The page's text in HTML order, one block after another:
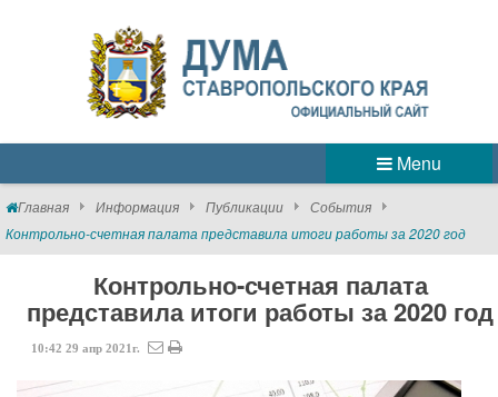
Menu
Главная Информация Публикации
События
Контрольно-счетная палата представила итоги работы за 2020 год
Контрольно-счетная палата
представила итоги работы за 2020 год
10:42 29 апр 2021г.